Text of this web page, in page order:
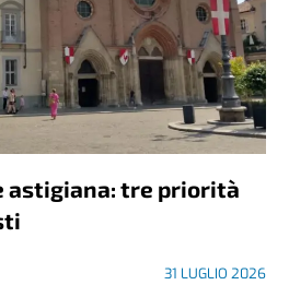
astigiana: tre priorità
31 LUGLIO 2026